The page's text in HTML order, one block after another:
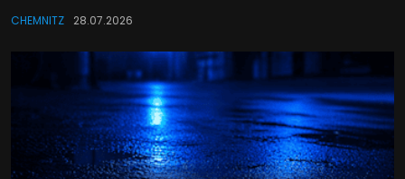
CHEMNITZ 28.07.2026